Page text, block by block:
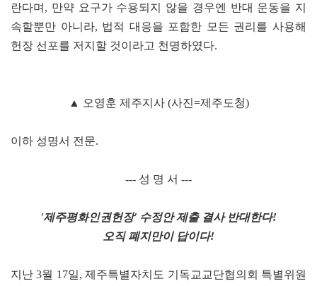
란다며, 만약 요구가 수용되지 않을 경우엔 반대 운동을 지
속할뿐만 아니라, 법적 대응을 포함한 모든 권리를 사용해
헌장 선포를 저지할 것이라고 천명하였다.
▲ 오영훈 제주지사 (사진=제주도청)
이하 성명서 전문.
--- 성 명 서 ---
'제주평화인권헌장' 수정안 제출 결사 반대한다!
오직 폐지만이 답이다!
지난 3월 17일, 제주특별자치도 기독교교단협의회 특별위원